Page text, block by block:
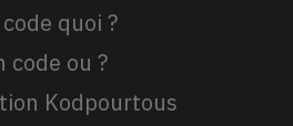
quoi ?
code ou ?
Kodpourtous